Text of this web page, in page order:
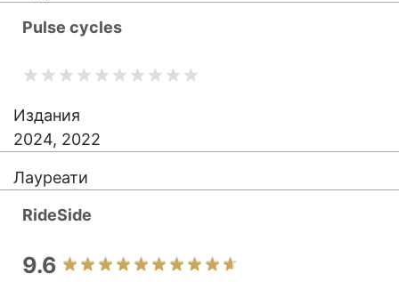
Pulse cycles
Издания
2024, 2022
Лауреати
RideSide
9.6